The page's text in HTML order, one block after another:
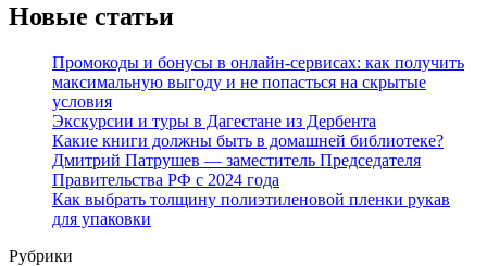
Новые статьи
Промокоды и бонусы в онлайн-сервисах: как получить
максимальную выгоду и не попасться на скрытые
условия
Экскурсии и туры в Дагестане из Дербента
Какие книги должны быть в домашней библиотеке?
Дмитрий Патрушев — заместитель Председателя
Правительства РФ с 2024 года
Как выбрать толщину полиэтиленовой пленки рукав
для упаковки
Рубрики